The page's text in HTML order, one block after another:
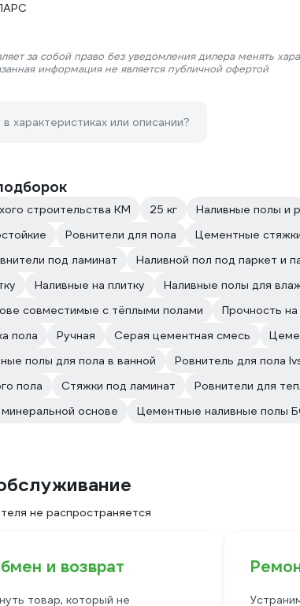
за собой право без уведомления дилера менять
информация не является публичной офертой
характеристиках или описании?
строительства КМ 25 кг Наливные полы и
Ровнители для пола Цементные
под ламинат
Наливной пол под паркет и
Наливные на плитку Наливные полы для
совместимые с тёплыми полами
Прочность
пола
Ручная Серая цементная смесь
полы для пола в ванной
Ровнитель для пола
пола
Стяжки под ламинат Ровнители для
основе
Цементные наливные полы
не распространяется
и возврат
товар, который не